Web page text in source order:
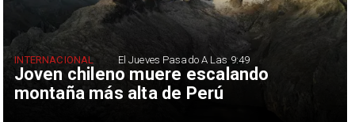
Joven chileno muere escalando
montaña más alta de Perú
INTERNACIONAL El Jueves Pasado A Las 9:49